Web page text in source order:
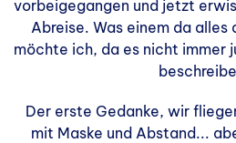
vorbeigegangen und jetzt
Abreise. Was einem da alles
möchte ich, da es nicht immer
Der erste Gedanke, wir
mit Maske und Abstand...